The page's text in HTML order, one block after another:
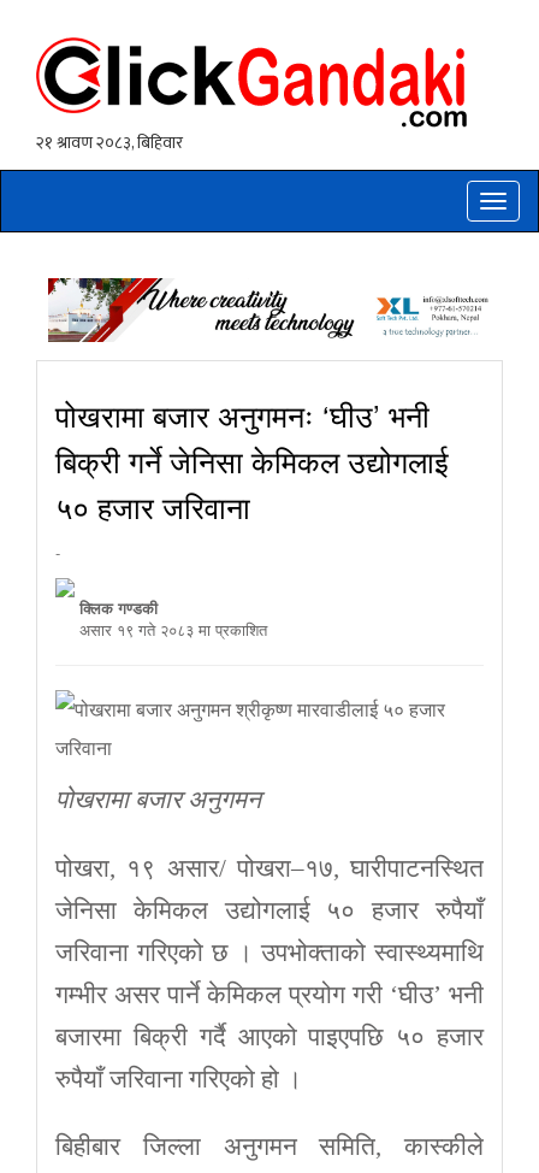
Toggle
पोखरामा बजार अनुगमनः ‘घीउ’ भनी
बिक्री गर्ने जेनिसा केमिकल उद्योगलाई
५० हजार जरिवाना
-
क्लिक गण्डकी
असार १९ गते २०८३ मा प्रकाशित
पोखरामा बजार अनुगमन
पोखरा, १९ असार/ पोखरा–१७, घारीपाटनस्थित
जेनिसा केमिकल उद्योगलाई ५० हजार रुपैयाँ
जरिवाना गरिएको छ । उपभोक्ताको स्वास्थ्यमाथि
गम्भीर असर पार्ने केमिकल प्रयोग गरी ‘घीउ’ भनी
बजारमा बिक्री गर्दै आएको पाइएपछि ५० हजार
रुपैयाँ जरिवाना गरिएको हो ।
बिहीबार जिल्ला अनुगमन समिति, कास्कीले